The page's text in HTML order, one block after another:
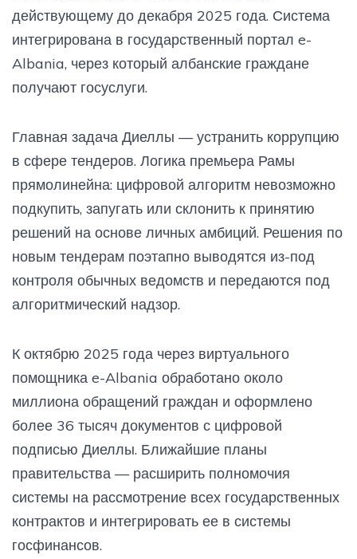
действующему до декабря 2025 года. Система
интегрирована в государственный портал e-
Albania, через который албанские граждане
получают госуслуги.
Главная задача Диеллы — устранить коррупцию
в сфере тендеров. Логика премьера Рамы
прямолинейна: цифровой алгоритм невозможно
подкупить, запугать или склонить к принятию
решений на основе личных амбиций. Решения по
новым тендерам поэтапно выводятся из-под
контроля обычных ведомств и передаются под
алгоритмический надзор.
К октябрю 2025 года через виртуального
помощника e-Albania обработано около
миллиона обращений граждан и оформлено
более 36 тысяч документов с цифровой
подписью Диеллы. Ближайшие планы
правительства — расширить полномочия
системы на рассмотрение всех государственных
контрактов и интегрировать ее в системы
госфинансов.